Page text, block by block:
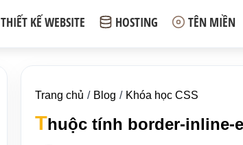
THIẾT KẾ WEBSITE HOSTING TÊN MIỀN
Trang chủ Blog Khóa học CSS
Thuộc tính border-inline-